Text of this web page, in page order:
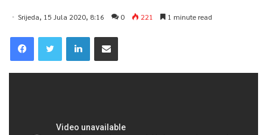
Srijeda, 15 Jula 2020, 8:16 0 221 1 minute read